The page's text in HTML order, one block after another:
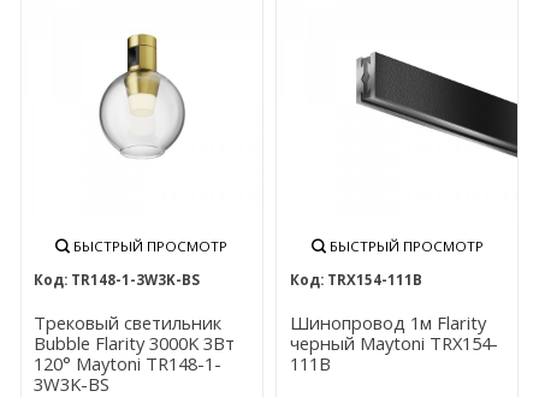
БЫСТРЫЙ ПРОСМОТР
TR148-1-3W3K-BS
Трековый светильник
Bubble Flarity 3000K 3Вт
120° Maytoni TR148-1-
3W3K-BS
БЫСТРЫЙ ПРОСМОТР
TRX154-111B
Шинопровод 1м Flarity
черный Maytoni TRX154-
111B